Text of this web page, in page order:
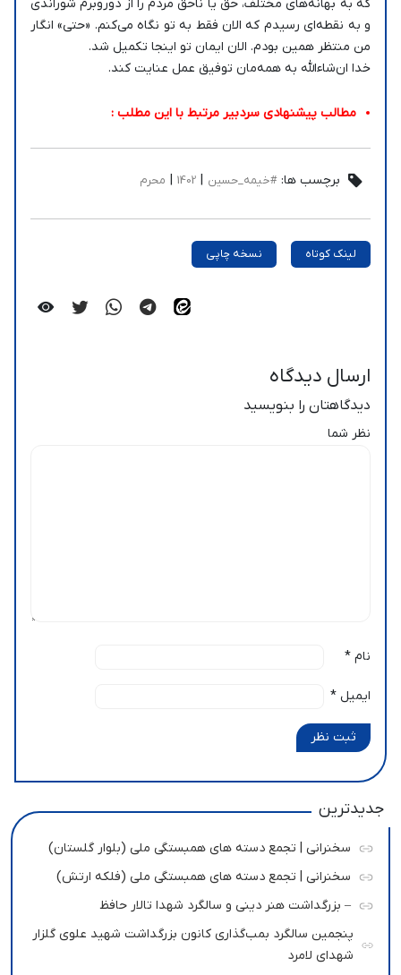
که به بهانه‌های مختلف، حق یا ناحق مردم را از دوروبرم شوراندی
و به نقطه‌ای رسیدم که الان فقط به تو نگاه می‌کنم. «حتی» انگار
من منتظر همین بودم. الان ایمان تو اینجا تکمیل شد.
خدا ان‌شاءالله به همه‌مان توفیق عمل عنایت کند.
مطالب پیشنهادی سردبیر مرتبط با این مطلب :
برچسب ها: #خیمه_حسین 1402 محرم
لینک کوتاه نسخه چاپی
ارسال دیدگاه
دیدگاهتان را بنویسید
نظر شما
نام *
ایمیل *
ثبت نظر
جدیدترین
سخنرانی | تجمع دسته های همبستگی ملی (بلوار گلستان)
سخنرانی | تجمع دسته های همبستگی ملی (فلکه ارتش)
– بزرگداشت هنر دینی و سالگرد شهدا تالار حافظ
پنجمین سالگرد بمب‌گذاری کانون بزرگداشت شهید علوی گلزار
شهدای لامرد